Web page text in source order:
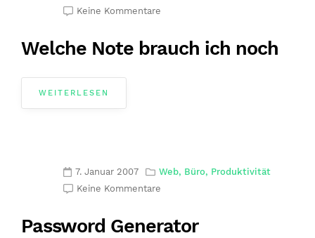
Keine Kommentare
Welche Note brauch ich noch
WEITERLESEN
7. Januar 2007
Web, Büro, Produktivität
Keine Kommentare
Password Generator